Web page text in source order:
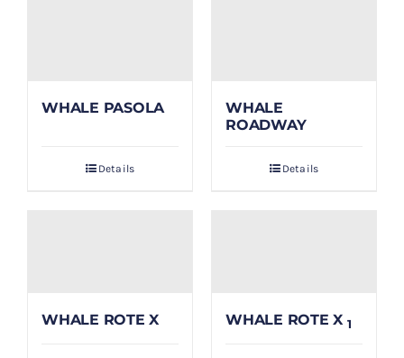
WHALE PASOLA
Details
WHALE
ROADWAY
Details
WHALE ROTE X WHALE ROTE X 1